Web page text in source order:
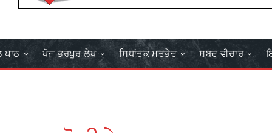
ਪਾਠ ਖੋਜ ਭਰਪੂਰ ਲੇਖ ਸਿਧਾਂਤਕ ਮਤਭੇਦ ਸ਼ਬਦ ਵੀਚਾਰ